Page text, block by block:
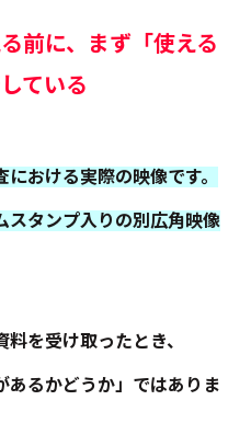
前に、まず「使える
ている
おける実際の映像です。
スタンプ入りの別広角映像
を受け取ったとき、
あるかどうか」ではありま